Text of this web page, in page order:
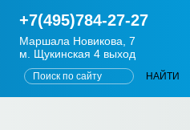
+7(495)784-27-27
Маршала Новикова, 7
м. Щукинская 4 выход